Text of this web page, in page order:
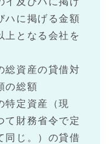
ハに掲げる金額
上となる会社を
資産の貸借対
の総額
定資産（現
て財務省令で定
同じ。）の貸借